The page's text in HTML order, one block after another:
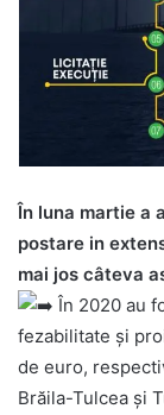
În luna martie a
postare in
mai jos câteva
În 2020 au
fezabilitate și
de euro,
Brăila-Tulcea și